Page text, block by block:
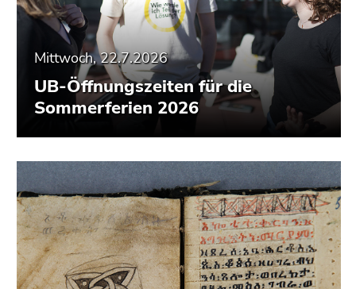
Mittwoch, 22.7.2026
UB-Öffnungszeiten für die
Sommerferien 2026